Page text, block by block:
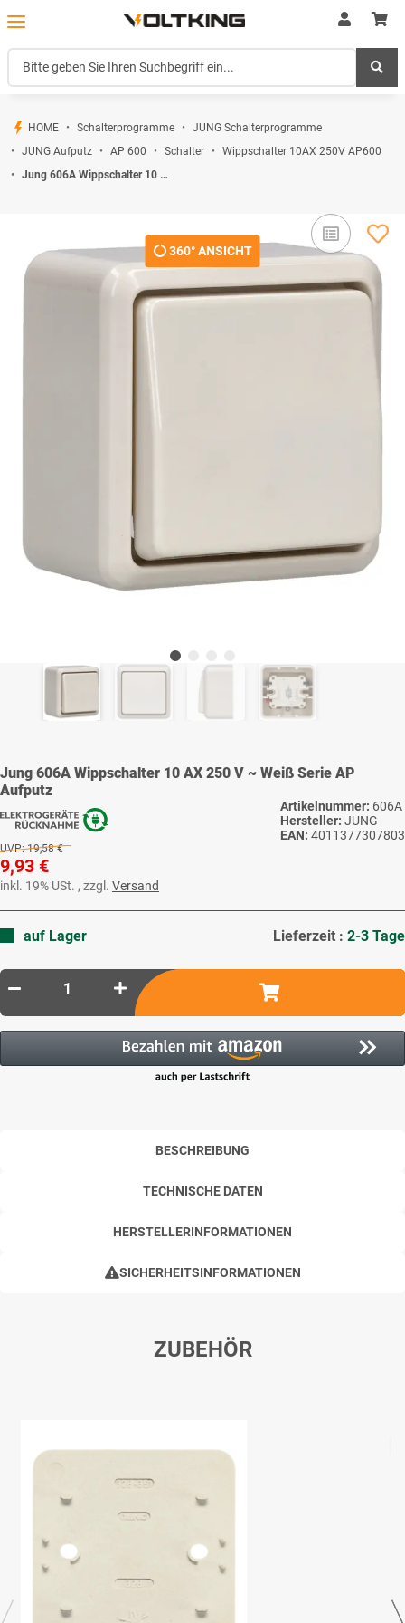
HOME Schalterprogramme
JUNG Schalterprogramme
JUNG Aufputz
AP 600 Schalter
Wippschalter 10AX 250V AP600
Jung 606A Wippschalter 10 AX 250 V ~ Weiß Serie AP Aufputz
360° ANSICHT
Jung 606A Wippschalter 10 AX 250 V ~ Weiß Serie AP
Aufputz
Artikelnummer: 606A
Hersteller: JUNG
EAN: 4011377307803
UVP: 19,58 €
9,93 €
inkl. 19% USt. , zzgl. Versand
auf Lager Lieferzeit : 2-3 Tage
BESCHREIBUNG
TECHNISCHE DATEN
HERSTELLERINFORMATIONEN
SICHERHEITSINFORMATIONEN
ZUBEHÖR